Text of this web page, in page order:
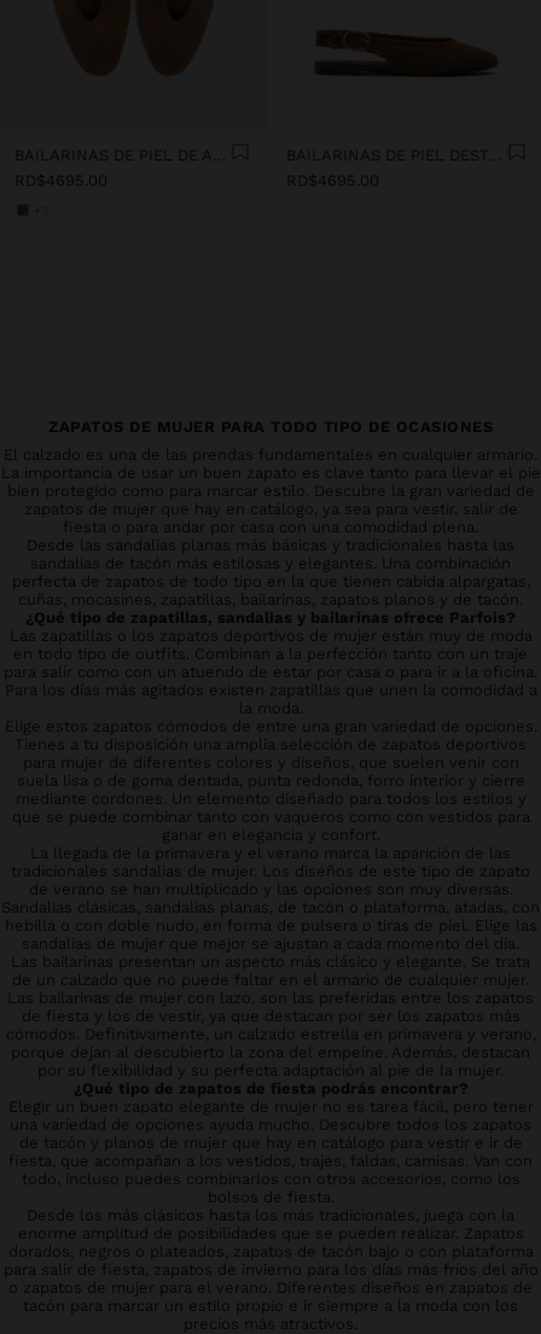
RD$4695.00
RD$4695.00
ZAPATOS DE MUJER PARA TODO TIPO DE OCASIONES
El calzado es una de las prendas fundamentales en cualquier armario.
La importancia de usar un buen zapato es clave tanto para llevar el pie
bien protegido como para marcar estilo. Descubre la gran variedad de
zapatos de mujer que hay en catálogo, ya sea para vestir, salir de
fiesta o para andar por casa con una comodidad plena.
Desde las sandalias planas más básicas y tradicionales hasta las
sandalias de tacón más estilosas y elegantes. Una combinación
perfecta de zapatos de todo tipo en la que tienen cabida alpargatas,
cuñas, mocasines, zapatillas, bailarinas, zapatos planos y de tacón.
¿Qué tipo de zapatillas, sandalias y bailarinas ofrece Parfois?
Las zapatillas o los zapatos deportivos de mujer están muy de moda
en todo tipo de outfits. Combinan a la perfección tanto con un traje
para salir como con un atuendo de estar por casa o para ir a la oficina.
Para los días más agitados existen zapatillas que unen la comodidad a
la moda.
Elige estos zapatos cómodos de entre una gran variedad de opciones.
Tienes a tu disposición una amplia selección de zapatos deportivos
para mujer de diferentes colores y diseños, que suelen venir con
suela lisa o de goma dentada, punta redonda, forro interior y cierre
mediante cordones. Un elemento diseñado para todos los estilos y
que se puede combinar tanto con vaqueros como con vestidos para
ganar en elegancia y confort.
La llegada de la primavera y el verano marca la aparición de las
tradicionales sandalias de mujer. Los diseños de este tipo de zapato
de verano se han multiplicado y las opciones son muy diversas.
Sandalias clásicas, sandalias planas, de tacón o plataforma, atadas, con
hebilla o con doble nudo, en forma de pulsera o tiras de piel. Elige las
sandalias de mujer que mejor se ajustan a cada momento del día.
Las bailarinas presentan un aspecto más clásico y elegante. Se trata
de un calzado que no puede faltar en el armario de cualquier mujer.
Las bailarinas de mujer con lazo, son las preferidas entre los zapatos
de fiesta y los de vestir, ya que destacan por ser los zapatos más
cómodos. Definitivamente, un calzado estrella en primavera y verano,
porque dejan al descubierto la zona del empeine. Además, destacan
por su flexibilidad y su perfecta adaptación al pie de la mujer.
¿Qué tipo de zapatos de fiesta podrás encontrar?
Elegir un buen zapato elegante de mujer no es tarea fácil, pero tener
una variedad de opciones ayuda mucho. Descubre todos los zapatos
de tacón y planos de mujer que hay en catálogo para vestir e ir de
fiesta, que acompañan a los vestidos, trajes, faldas, camisas. Van con
todo, incluso puedes combinarlos con otros accesorios, como los
bolsos de fiesta.
Desde los más clásicos hasta los más tradicionales, juega con la
enorme amplitud de posibilidades que se pueden realizar. Zapatos
dorados, negros o plateados, zapatos de tacón bajo o con plataforma
para salir de fiesta, zapatos de invierno para los días más fríos del año
o zapatos de mujer para el verano. Diferentes diseños en zapatos de
tacón para marcar un estilo propio e ir siempre a la moda con los
precios más atractivos.